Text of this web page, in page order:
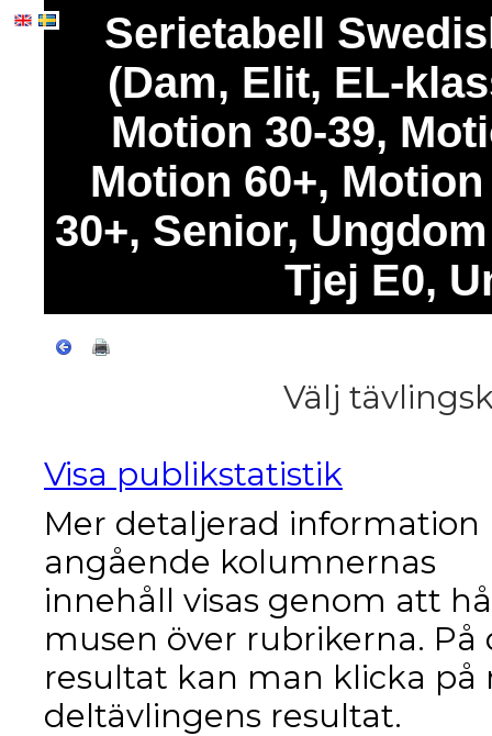
Serietabell
(Dam, Elit, EL-
Motion 30-39,
Motion 60+,
30+, Senior,
Tjej E0,
Välj
Visa publikstatistik
Mer detaljerad information
angående kolumnernas
innehåll visas genom att
musen över rubrikerna.
resultat kan man klicka
deltävlingens resultat.